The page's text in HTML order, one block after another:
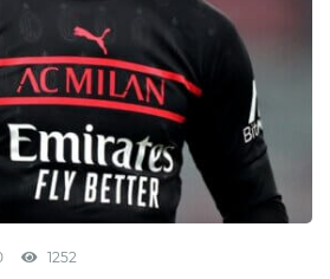
1252